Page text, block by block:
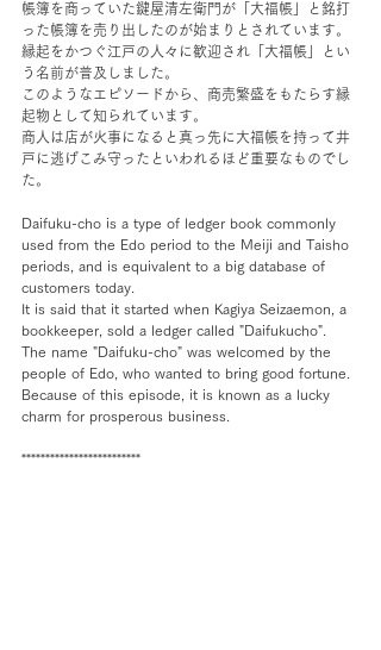
帳簿を商っていた鍵屋清左衛門が「大福帳」と銘打
った帳簿を売り出したのが始まりとされています。
縁起をかつぐ江戸の人々に歓迎され「大福帳」とい
う名前が普及しました。
このようなエピソードから、商売繁盛をもたらす縁
起物として知られています。
商人は店が火事になると真っ先に大福帳を持って井
戸に逃げこみ守ったといわれるほど重要なものでし
た。
Daifuku-cho is a type of ledger book commonly
used from the Edo period to the Meiji and Taisho
periods, and is equivalent to a big database of
customers today.
It is said that it started when Kagiya Seizaemon, a
bookkeeper, sold a ledger called "Daifukucho".
The name "Daifuku-cho" was welcomed by the
people of Edo, who wanted to bring good fortune.
Because of this episode, it is known as a lucky
charm for prosperous business.
*************************